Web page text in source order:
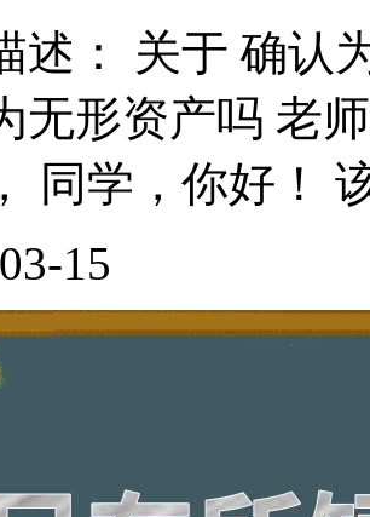
述： 关于 确认
无形资产吗 老
同学，你好！
15